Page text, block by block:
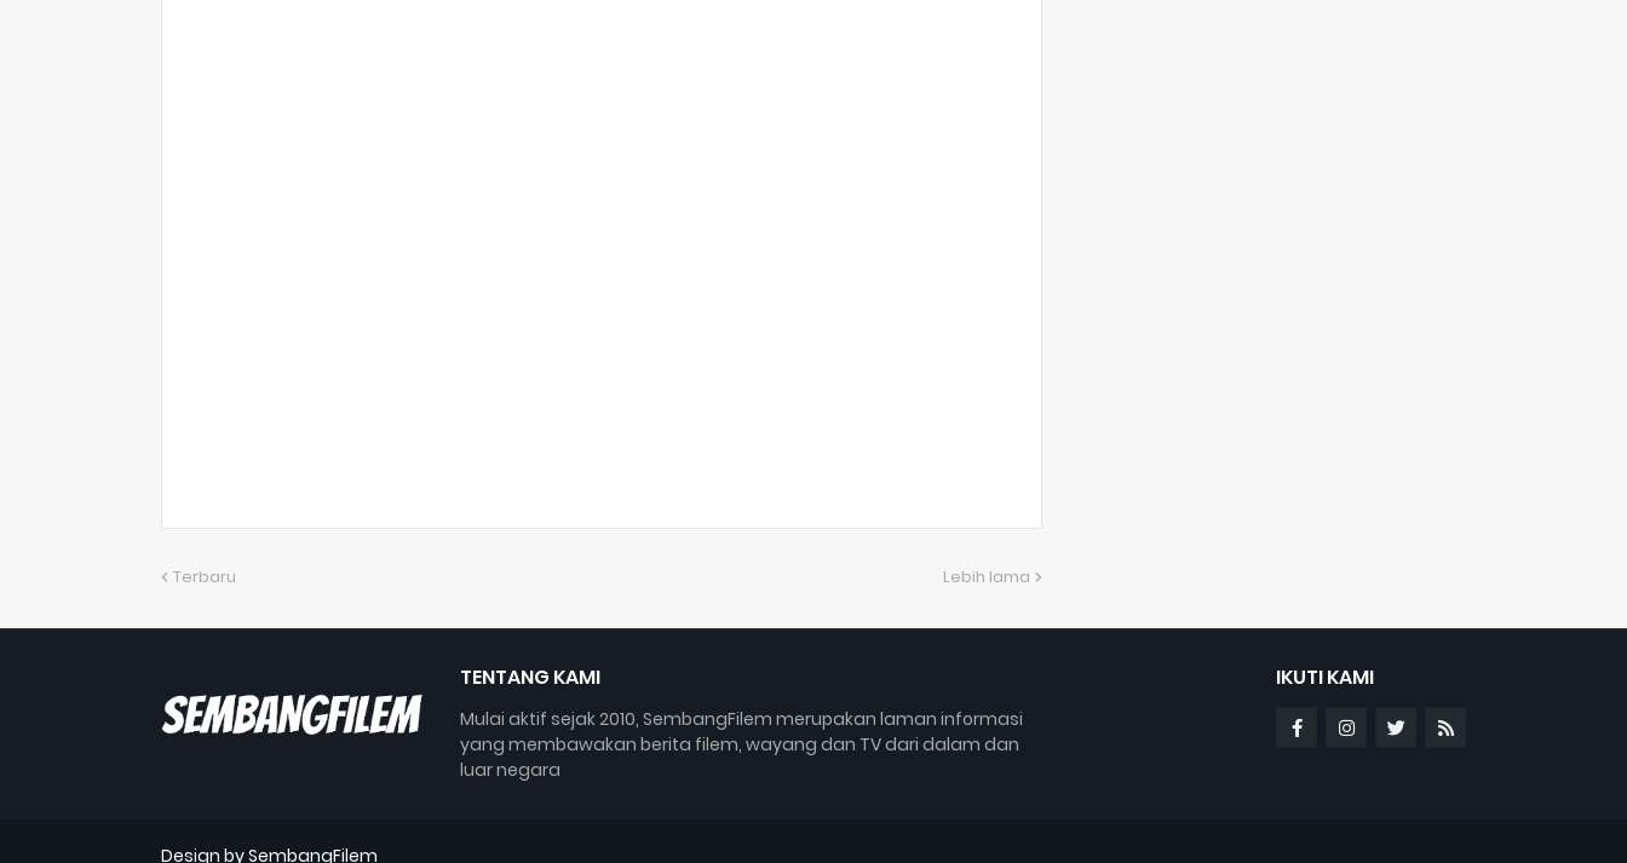
Terbaru Lebih lama
TENTANG KAMI
Mulai aktif sejak 2010, SembangFilem merupakan laman informasi
yang membawakan berita filem, wayang dan TV dari dalam dan
luar negara
IKUTI KAMI
Design by SembangFilem